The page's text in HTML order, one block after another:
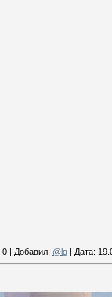
0 Добавил: @lg Дата: